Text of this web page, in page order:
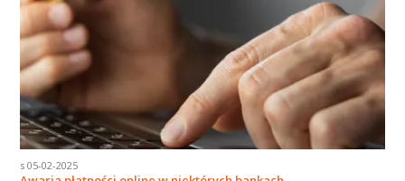
s 05-02-2025